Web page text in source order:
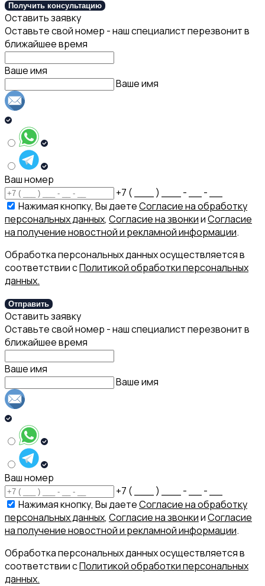
Получить консультацию
Оставить заявку
Оставьте свой номер - наш специалист перезвонит в
ближайшее время
Ваше имя
Ваше имя
Ваш номер
+7 ( ___ ) ___ - __ - __
Нажимая кнопку, Вы даетеСогласие на обработку
персональных данных, Согласие на звонкииСогласие
на получение новостной и рекламной информации.
Обработка персональных данных осуществляется в
соответствии сПолитикой обработки персональных
данных.
Отправить
Оставить заявку
Оставьте свой номер - наш специалист перезвонит в
ближайшее время
Ваше имя
Ваше имя
Ваш номер
+7 ( ___ ) ___ - __ - __
Нажимая кнопку, Вы даетеСогласие на обработку
персональных данных, Согласие на звонкииСогласие
на получение новостной и рекламной информации.
Обработка персональных данных осуществляется в
соответствии сПолитикой обработки персональных
данных.